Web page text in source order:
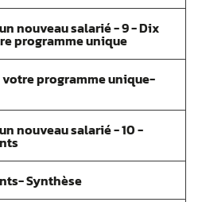
nouveau salarié - 9 - Dix
programme unique
programme unique-
nouveau salarié - 10 -
Synthèse